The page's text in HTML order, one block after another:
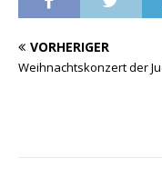
VORHERIGER
Weihnachtskonzert der